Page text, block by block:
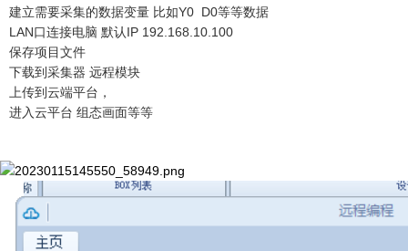
建立需要采集的数据变量 比如Y0 D0等等数据
LAN口连接电脑 默认IP 192.168.10.100
保存项目文件
下载到采集器 远程模块
上传到云端平台，
进入云平台 组态画面等等